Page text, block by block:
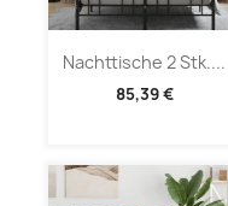
Nachttische 2 Stk....
85,39 €